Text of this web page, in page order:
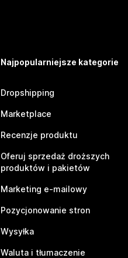
Najpopularniejsze kategorie
Dropshipping
Marketplace
Recenzje produktu
Oferuj sprzedaż droższych
produktów i pakietów
Marketing e-mailowy
Pozycjonowanie stron
Wysyłka
Waluta i tłumaczenie